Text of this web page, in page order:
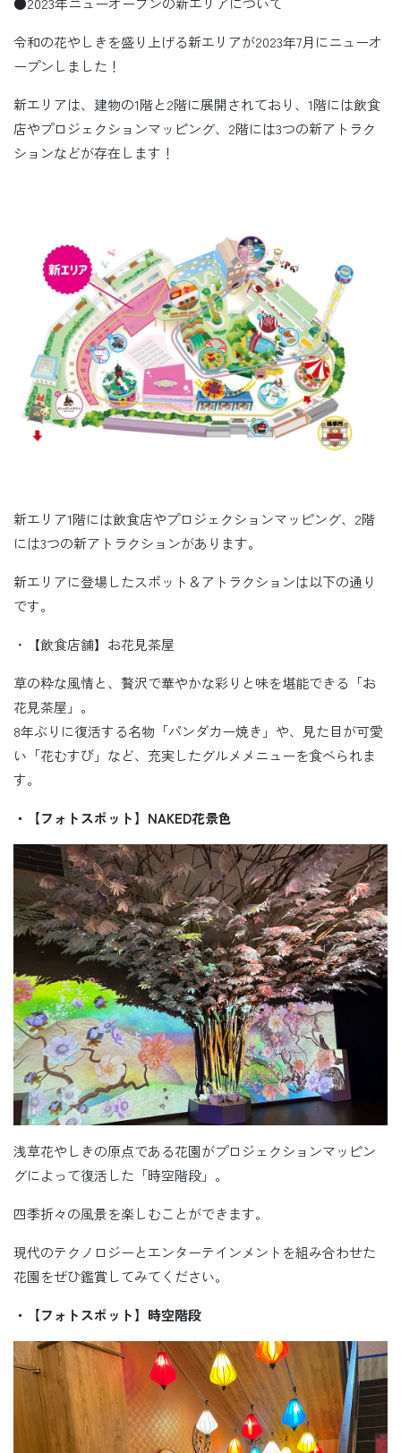
令和の花やしきを盛り上げる新エリアが2023年7月にニューオ
ープンしました！
新エリアは、建物の1階と2階に展開されており、1階には飲食
店やプロジェクションマッピング、2階には3つの新アトラク
ションなどが存在します！
新エリア1階には飲食店やプロジェクションマッピング、2階
には3つの新アトラクションがあります。
新エリアに登場したスポット＆アトラクションは以下の通り
です。
・【飲食店舗】お花見茶屋
草の粋な風情と、贅沢で華やかな彩りと味を堪能できる「お
花見茶屋」。
8年ぶりに復活する名物「パンダカー焼き」や、見た目が可愛
い「花むすび」など、充実したグルメメニューを食べられま
す。
・【フォトスポット】NAKED花景色
浅草花やしきの原点である花園がプロジェクションマッピン
グによって復活した「時空階段」。
四季折々の風景を楽しむことができます。
現代のテクノロジーとエンターテインメントを組み合わせた
花園をぜひ鑑賞してみてください。
・【フォトスポット】時空階段